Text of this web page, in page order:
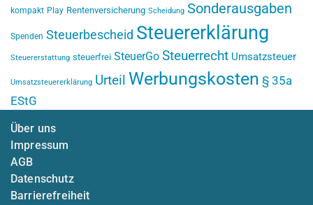
kompakt Play Rentenversicherung Scheidung Sonderausgaben
Spenden Steuerbescheid Steuererklärung
Steuererstattung steuerfrei SteuerGo Steuerrecht Umsatzsteuer
Umsatzsteuererklärung Urteil Werbungskosten § 35a
EStG
Über uns
Impressum
AGB
Datenschutz
Barrierefreiheit